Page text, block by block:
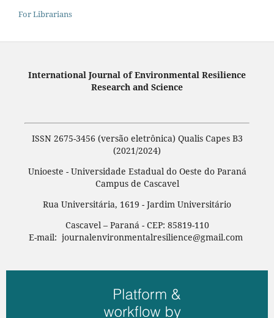
For Librarians
International Journal of Environmental Resilience
Research and Science
ISSN 2675-3456 (versão eletrônica) Qualis Capes B3
(2021/2024)
Unioeste - Universidade Estadual do Oeste do Paraná
Campus de Cascavel
Rua Universitária, 1619 - Jardim Universitário
Cascavel – Paraná - CEP: 85819-110
E-mail: journalenvironmentalresilience@gmail.com